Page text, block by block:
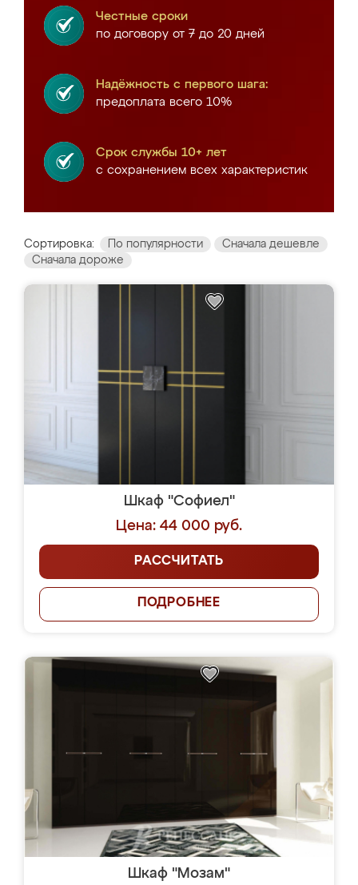
Честные сроки
по договору от 7 до 20 дней
Надёжность с первого шага:
предоплата всего 10%
Срок службы 10+ лет
с сохранением всех характеристик
Сортировка: По популярности
Сначала дешевле
Сначала дороже
Шкаф "Софиел"
Цена: 44 000 руб.
РАССЧИТАТЬ
ПОДРОБНЕЕ
Шкаф "Мозам"